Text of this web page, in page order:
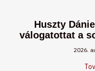
Huszty
válogatottat a
2026.